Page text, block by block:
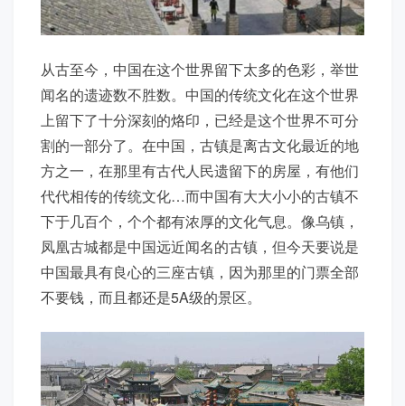
从古至今，中国在这个世界留下太多的色彩，举世
闻名的遗迹数不胜数。中国的传统文化在这个世界
上留下了十分深刻的烙印，已经是这个世界不可分
割的一部分了。在中国，古镇是离古文化最近的地
方之一，在那里有古代人民遗留下的房屋，有他们
代代相传的传统文化…而中国有大大小小的古镇不
下于几百个，个个都有浓厚的文化气息。像乌镇，
凤凰古城都是中国远近闻名的古镇，但今天要说是
中国最具有良心的三座古镇，因为那里的门票全部
不要钱，而且都还是5A级的景区。